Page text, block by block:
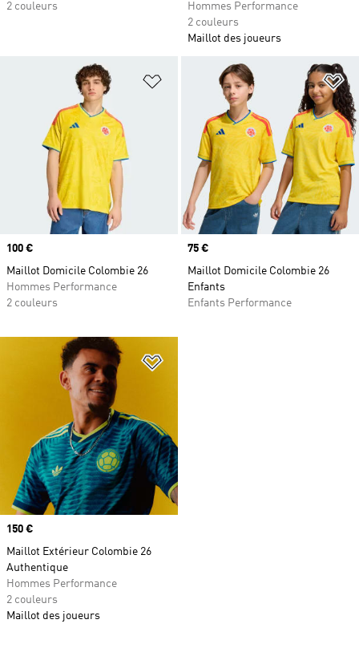
2 couleurs
Hommes Performance
2 couleurs
Maillot des joueurs
Ajouter à la Liste de produits
Prix
100 €
Maillot Domicile Colombie 26
Hommes Performance
2 couleurs
Prix
75 €
Maillot Domicile Colombie 26
Enfants
Enfants Performance
Prix
150 €
Maillot Extérieur Colombie 26
Authentique
Hommes Performance
2 couleurs
Maillot des joueurs